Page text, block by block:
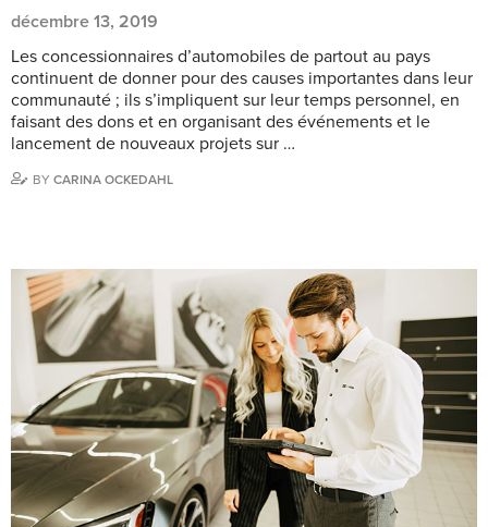
décembre 13, 2019
Les concessionnaires d’automobiles de partout au pays
continuent de donner pour des causes importantes dans leur
communauté ; ils s’impliquent sur leur temps personnel, en
faisant des dons et en organisant des événements et le
lancement de nouveaux projets sur …
BY CARINA OCKEDAHL